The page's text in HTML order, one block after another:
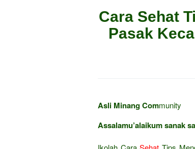
Cara Sehat
Pasak
Asli Minang Community
Assalamu’alaikum sanak